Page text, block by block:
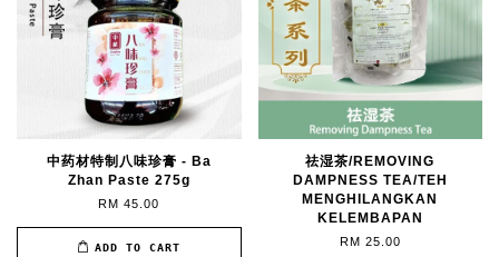
中药材特制八味珍膏 - Ba
Zhan Paste 275g
RM 45.00
ADD TO CART
祛湿茶/REMOVING
DAMPNESS TEA/TEH
MENGHILANGKAN
KELEMBAPAN
RM 25.00